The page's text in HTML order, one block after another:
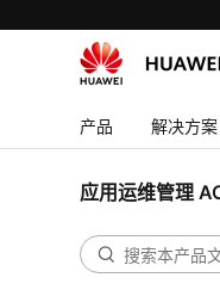
产品 解决方案
应用运维管理
API参考（阿
用户指南（
快速入门